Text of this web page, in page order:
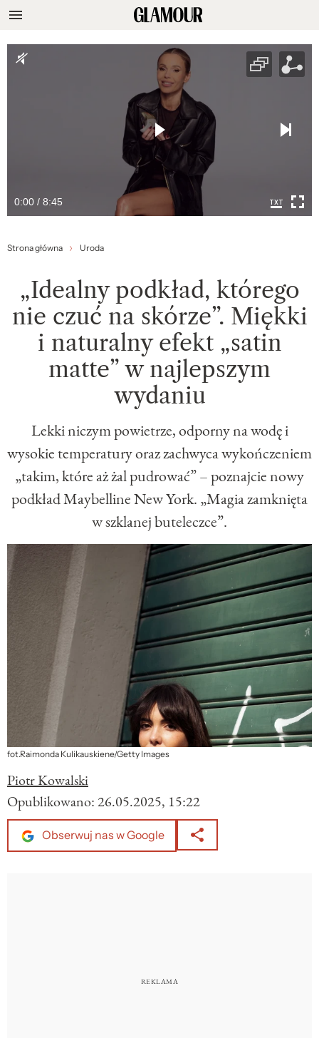
0:00 / 8:45
Strona główna Uroda
„Idealny podkład, którego
nie czuć na skórze”. Miękki
i naturalny efekt „satin
matte” w najlepszym
wydaniu
Lekki niczym powietrze, odporny na wodę i
wysokie temperatury oraz zachwyca wykończeniem
„takim, które aż żal pudrować” – poznajcie nowy
podkład Maybelline New York. „Magia zamknięta
w szklanej buteleczce”.
fot.Raimonda Kulikauskiene/Getty Images
Piotr Kowalski
Opublikowano:26.05.2025, 15:22
Obserwuj nas w Google